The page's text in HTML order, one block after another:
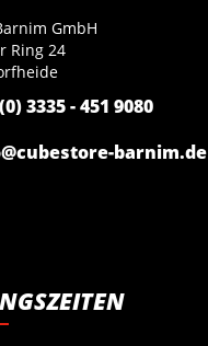
GmbH
Ring 24
3335 - 451 9080
barnim.de